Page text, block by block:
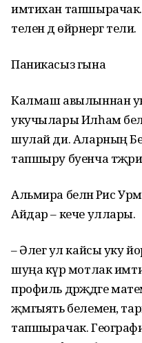
имтихан тапшырачак.
телен дә өйрәнергә тели.
Паникасыз гына
Калмаш авылыннан
укучылары Илһам
шулай ди. Аларның
тапшыру буенча
Альмира белән Рәис
Айдар – кече уллары.
– Әлегә ул кайсы уку
шуңа күрә мотлак
профиль дәрәҗәдәге
җәмгыять белемен,
тапшырачак.